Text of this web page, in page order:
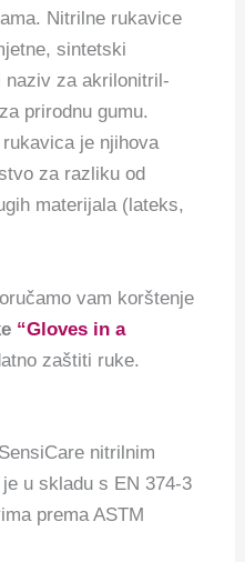
Nitrilne rukavice
sintetski
naziv za akrilonitril-
prirodnu gumu.
je njihova
za razliku od
materijala (lateks,
vam korštenje
“Gloves in a
zaštiti ruke.
nitrilnim
u skladu s EN 374-3
prema ASTM